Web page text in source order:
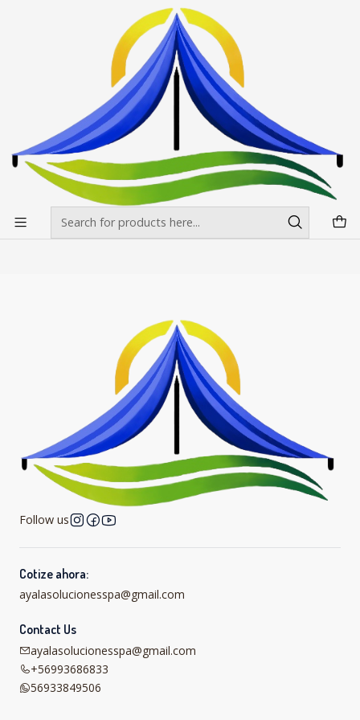
Envíos gratis desde $500.000 en Santiago
Toldos 3x4,5 Fierro Blanco Reforzado
Toldos 3x4,5 Fierro Blanco Reforzado
+7
RPCH
Toldos 3x4,5 Fierro Blanco Reforzado
from $0 CLP
Follow us
Cotize ahora:
ayalasolucionesspa@gmail.com
Contact Us
ayalasolucionesspa@gmail.com
+56993686833
56933849506